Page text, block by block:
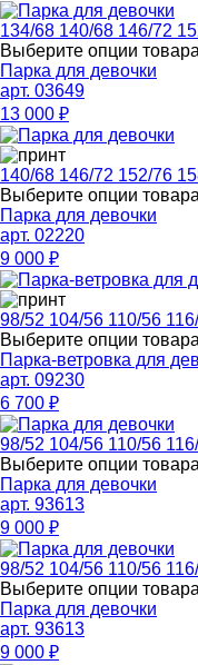
134/68 140/68 146/72
Выберите опции товара
Парка для девочки
арт. 03649
13 000 ₽
140/68 146/72 152/76
Выберите опции товара
Парка для девочки
арт. 02220
9 000 ₽
98/52 104/56 110/56
Выберите опции товара
Парка-ветровка для
арт. 09230
6 700 ₽
98/52 104/56 110/56
Выберите опции товара
Парка для девочки
арт. 93613
9 000 ₽
98/52 104/56 110/56
Выберите опции товара
Парка для девочки
арт. 93613
9 000 ₽